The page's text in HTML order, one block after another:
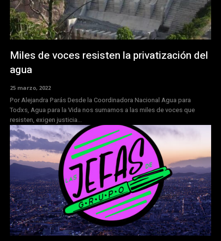
Miles de voces resisten la privatización del
agua
25 marzo, 2022
Por Alejandra Parás Desde la Coordinadora Nacional Agua para
Todxs, Agua para la Vida nos sumamos a las miles de voces que
resisten, exigen justicia...